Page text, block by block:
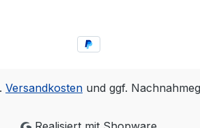
Versandkosten und ggf.